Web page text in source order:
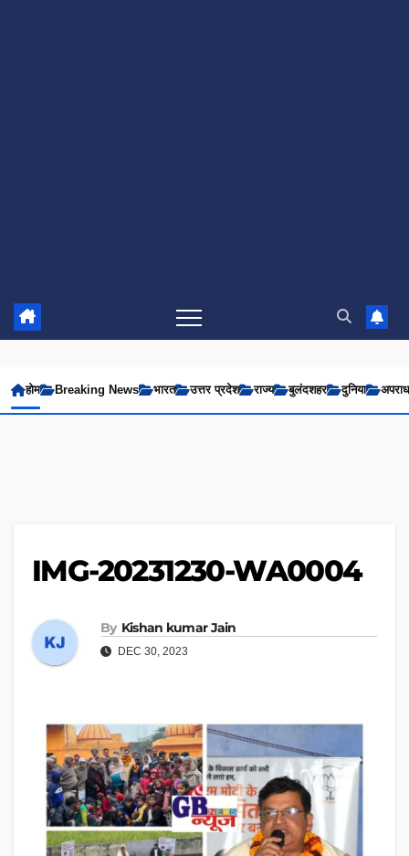
होम Breaking News भारत उत्तर प्रदेश राज्य बुलंदशहर दुनिया अपराध
IMG-20231230-WA0004
By Kishan kumar Jain
DEC 30, 2023